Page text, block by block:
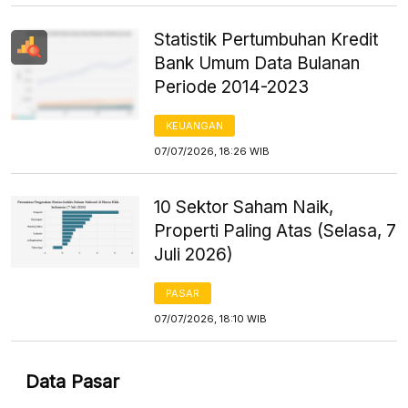
Statistik Pertumbuhan Kredit
Bank Umum Data Bulanan
Periode 2014-2023
KEUANGAN
07/07/2026, 18:26 WIB
10 Sektor Saham Naik,
Properti Paling Atas (Selasa, 7
Juli 2026)
PASAR
07/07/2026, 18:10 WIB
Data Pasar